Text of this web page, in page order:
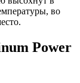
во
Power